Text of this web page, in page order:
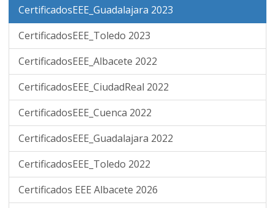
CertificadosEEE_Guadalajara 2023
CertificadosEEE_Toledo 2023
CertificadosEEE_Albacete 2022
CertificadosEEE_CiudadReal 2022
CertificadosEEE_Cuenca 2022
CertificadosEEE_Guadalajara 2022
CertificadosEEE_Toledo 2022
Certificados EEE Albacete 2026